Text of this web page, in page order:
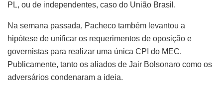
PL, ou de independentes, caso do União Brasil.
Na semana passada, Pacheco também levantou a
hipótese de unificar os requerimentos de oposição e
governistas para realizar uma única CPI do MEC.
Publicamente, tanto os aliados de Jair Bolsonaro como os
adversários condenaram a ideia.